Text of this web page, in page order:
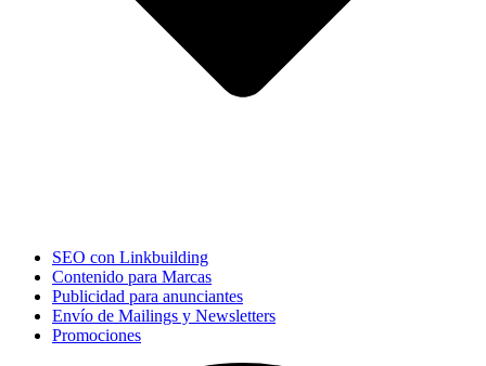
SEO con Linkbuilding
Contenido para Marcas
Publicidad para anunciantes
Envío de Mailings y Newsletters
Promociones